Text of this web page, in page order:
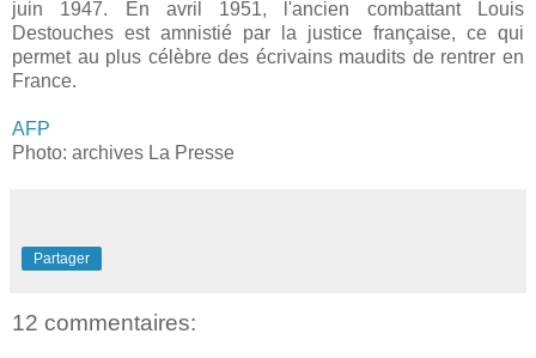
juin 1947. En avril 1951, l'ancien combattant Louis
Destouches est amnistié par la justice française, ce qui
permet au plus célèbre des écrivains maudits de rentrer en
France.
AFP
Photo: archives La Presse
Partager
12 commentaires: